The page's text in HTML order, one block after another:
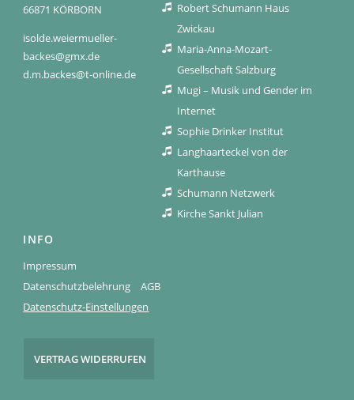
66871 KÖRBORN
isolde.weiermueller-
backes@gmx.de
d.m.backes@t-online.de
Robert Schumann Haus
Zwickau
Maria-Anna-Mozart-
Gesellschaft Salzburg
Mugi – Musik und Gender im
Internet
Sophie Drinker Institut
Langhaarteckel von der
Karthause
Schumann Netzwerk
Kirche Sankt Julian
INFO
Impressum
Datenschutzbelehrung
AGB
Datenschutz-Einstellungen
VERTRAG WIDERRUFEN